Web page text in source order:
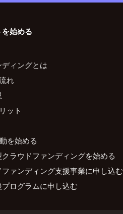
始める
ィングとは
れ
ット
を始める
ラウドファンディングを始める
ァンディング支援事業に申し込む
ログラムに申し込む